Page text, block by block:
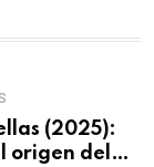
(2025):
origen del